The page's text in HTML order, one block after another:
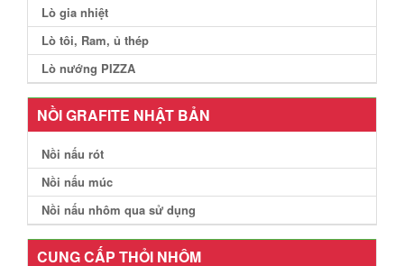
Lò gia nhiệt
Lò tôi, Ram, ủ thép
Lò nướng PIZZA
NỒI GRAFITE NHẬT BẢN
Nồi nấu rót
Nồi nấu múc
Nồi nấu nhôm qua sử dụng
CUNG CẤP THỎI NHÔM